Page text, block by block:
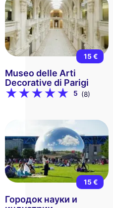
15 €
Museo delle Arti
Decorative di Parigi
5 (8)
15 €
Городок науки и